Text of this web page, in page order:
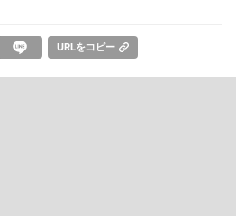
URLをコピー